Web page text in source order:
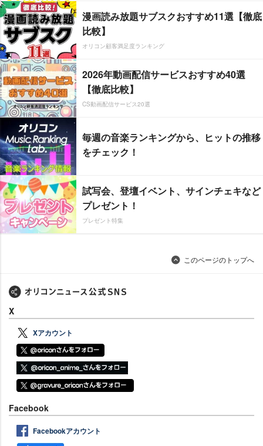
漫画読み放題サブスクおすすめ11選【徹底
比較】
オリコン顧客満足度ランキング
2026年動画配信サービスおすすめ40選
【徹底比較】
CS動画配信サービス20選
毎週の音楽ランキングから、ヒットの推移
をチェック！
試写会、登壇イベント、サインチェキなど
プレゼント！
プレゼント特集
このページのトップへ
X
Xアカウント
Facebook
Facebookアカウント